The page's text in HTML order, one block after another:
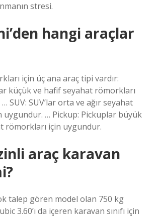
stresi.
hangi araçlar
için üç ana araç tipi vardır:
küçük ve hafif seyahat römorkları
SUV: SUV’lar orta ve ağır seyahat
uygundur. … Pickup: Pickuplar büyük
römorkları için uygundur.
araç karavan
talep gören model olan 750 kg
3.60’ı da içeren karavan sınıfı için